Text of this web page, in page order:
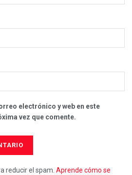
electrónico y web en este
vez que comente.
reducir el spam. Aprende cómo se